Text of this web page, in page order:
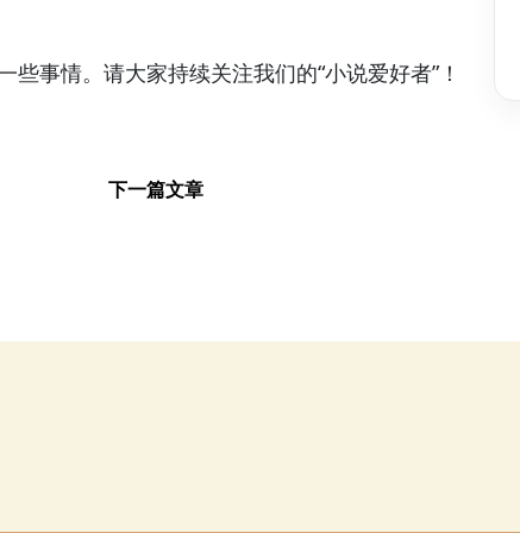
事情。请大家持续关注我们的“小说爱好者”！
下一篇文章